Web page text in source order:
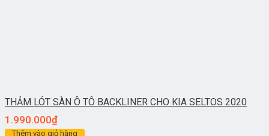
THẢM LÓT SÀN Ô TÔ BACKLINER CHO KIA SELTOS 2020
1.990.000₫
Thêm vào giỏ hàng